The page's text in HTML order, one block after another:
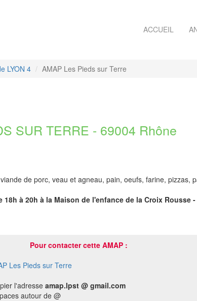
ACCUEIL
LYON 4 AMAP Les Pieds sur Terre
SUR TERRE - 69004 Rhône
de porc, veau et agneau, pain, oeufs, farine, pizzas,
à 20h à la Maison de l'enfance de la Croix Rousse
Pour contacter cette AMAP :
Les Pieds sur Terre
l'adresseamap.lpst @ gmail.com
autour de @